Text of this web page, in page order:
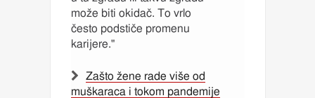
može biti okidač. To vrlo
često podstiče promenu
karijere."
Zašto žene rade više od
muškaraca i tokom pandemije